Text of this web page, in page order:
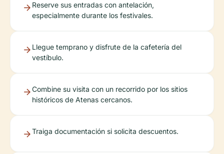
Reserve sus entradas con antelación,
especialmente durante los festivales.
Llegue temprano y disfrute de la cafetería del
vestíbulo.
Combine su visita con un recorrido por los sitios
históricos de Atenas cercanos.
Traiga documentación si solicita descuentos.